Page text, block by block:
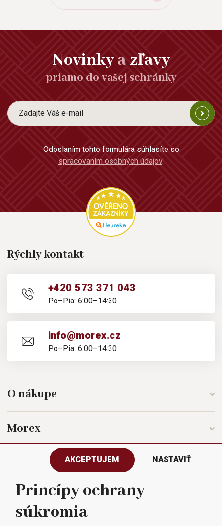
Novinkyazľavy
priamo do vašej schránky
Odoslaním tohto formulára súhlasíte so
spracovaním osobných údajov.
Rýchly kontakt
+420 573 371 043
Po–Pia: 6:00–14:30
info@morex.cz
Po–Pia: 6:00–14:30
O nákupe
Morex
Sledujte nás
Všetky práva vyhradené © 2023
AKCEPTUJEM NASTAVIŤ
Princípy ochrany
súkromia